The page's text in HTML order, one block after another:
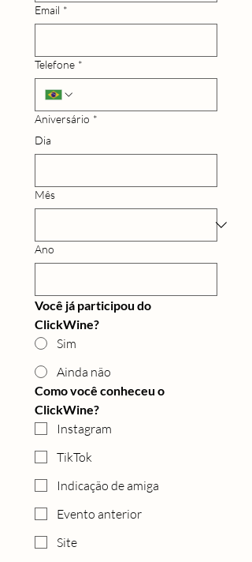
Email *
Telefone *
Aniversário *
Dia
Mês
Ano
Você já participou do
ClickWine?
Sim
Ainda não
Como você conheceu o
ClickWine?
Instagram
TikTok
Indicação de amiga
Evento anterior
Site